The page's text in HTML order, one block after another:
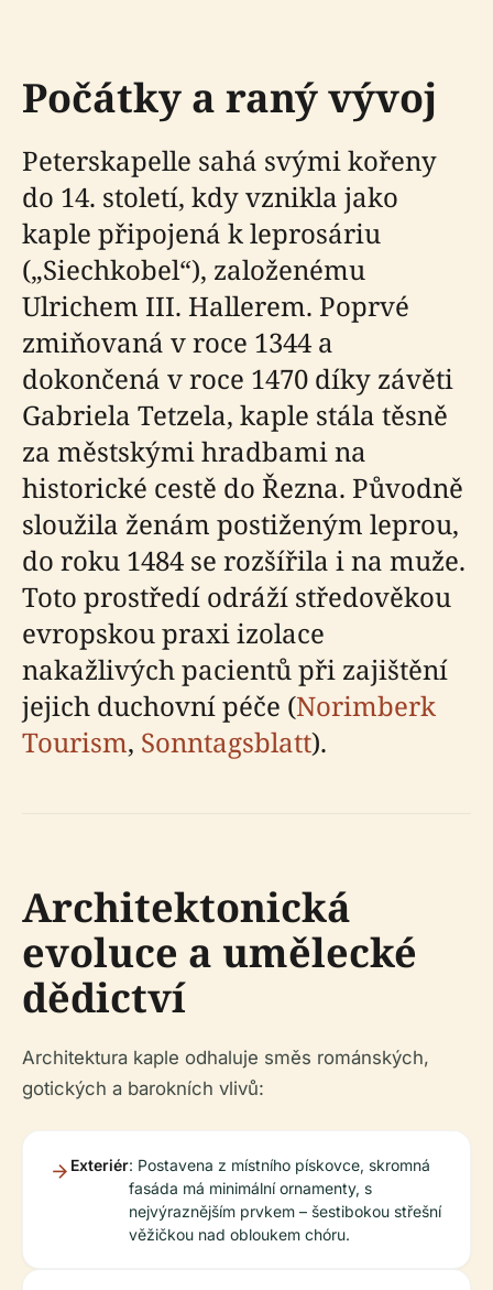
Počátky a raný vývoj
Peterskapelle sahá svými kořeny
do 14. století, kdy vznikla jako
kaple připojená k leprosáriu
(„Siechkobel“), založenému
Ulrichem III. Hallerem. Poprvé
zmiňovaná v roce 1344 a
dokončená v roce 1470 díky závěti
Gabriela Tetzela, kaple stála těsně
za městskými hradbami na
historické cestě do Řezna. Původně
sloužila ženám postiženým leprou,
do roku 1484 se rozšířila i na muže.
Toto prostředí odráží středověkou
evropskou praxi izolace
nakažlivých pacientů při zajištění
jejich duchovní péče (Norimberk
Tourism, Sonntagsblatt).
Architektonická
evoluce a umělecké
dědictví
Architektura kaple odhaluje směs románských,
gotických a barokních vlivů:
Exteriér: Postavena z místního pískovce, skromná
fasáda má minimální ornamenty, s
nejvýraznějším prvkem – šestibokou střešní
věžičkou nad obloukem chóru.